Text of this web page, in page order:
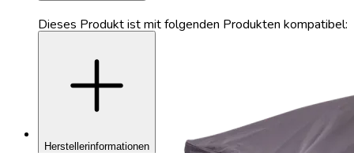
Dieses Produkt ist mit folgenden Produkten kompatibel:
add
Herstellerinformationen